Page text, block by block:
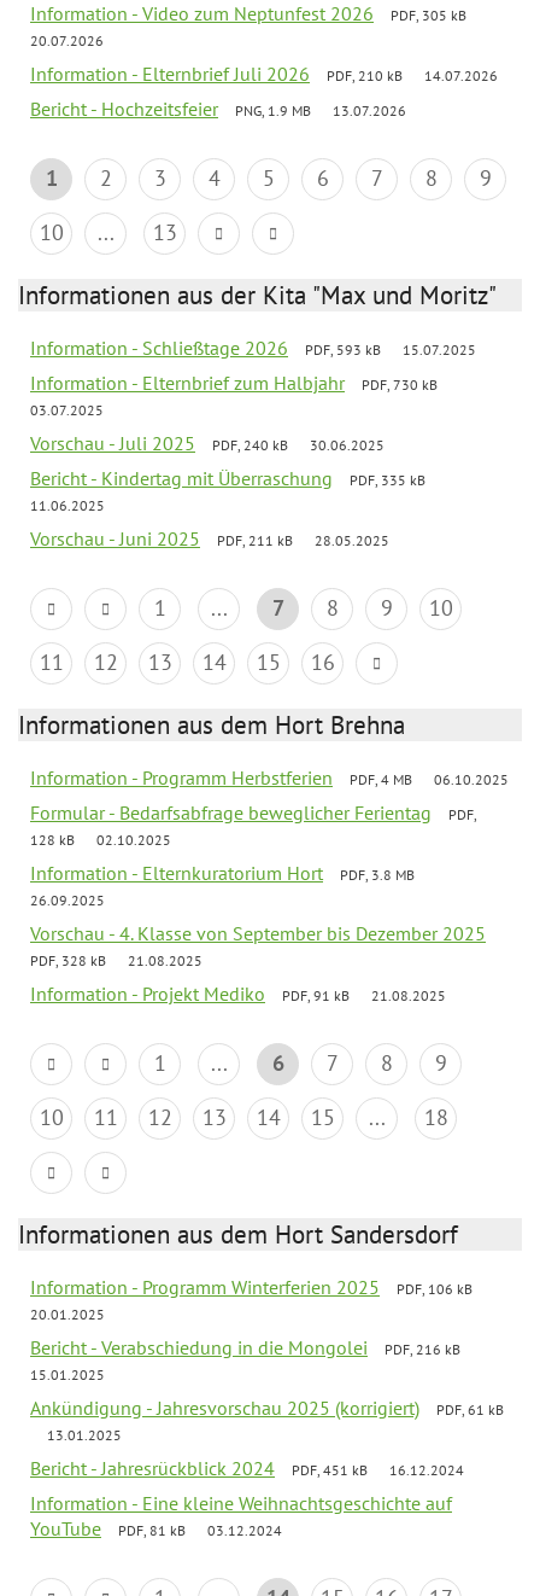
Information - Video zum Neptunfest 2026
PDF, 305 kB
20.07.2026
Information - Elternbrief Juli 2026 PDF, 210 kB 14.07.2026
Bericht - Hochzeitsfeier PNG, 1.9 MB 13.07.2026
1 2 3 4 5 6 7 8
9
10
... 13
Informationen aus der Kita "Max und Moritz"
Information - Schließtage 2026 PDF, 593 kB 15.07.2025
Information - Elternbrief zum Halbjahr
PDF, 730 kB
03.07.2025
Vorschau - Juli 2025 PDF, 240 kB 30.06.2025
Bericht - Kindertag mit Überraschung
PDF, 335 kB
11.06.2025
Vorschau - Juni 2025 PDF, 211 kB 28.05.2025
1 ... 7 8 9
10
11
12 13 14 15 16
Informationen aus dem Hort Brehna
Information - Programm Herbstferien PDF, 4 MB 06.10.2025
Formular - Bedarfsabfrage beweglicher Ferientag
PDF,
128 kB
02.10.2025
Information - Elternkuratorium Hort
PDF, 3.8 MB
26.09.2025
Vorschau - 4. Klasse von September bis Dezember 2025
PDF, 328 kB 21.08.2025
Information - Projekt Mediko PDF, 91 kB 21.08.2025
1 ... 6 7 8
9
10
11 12 13 14 15 ... 18
Informationen aus dem Hort Sandersdorf
Information - Programm Winterferien 2025
PDF, 106 kB
20.01.2025
Bericht - Verabschiedung in die Mongolei
PDF, 216 kB
15.01.2025
Ankündigung - Jahresvorschau 2025 (korrigiert)
PDF, 61 kB
13.01.2025
Bericht - Jahresrückblick 2024 PDF, 451 kB 16.12.2024
Information - Eine kleine Weihnachtsgeschichte auf
YouTube
PDF, 81 kB 03.12.2024